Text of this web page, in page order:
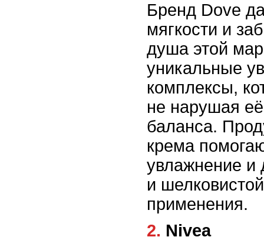
Бренд Dove
мягкости и
душа этой
уникальные
комплексы,
не нарушая её
баланса.
крема
увлажнение и
и
применения.
2. Nivea